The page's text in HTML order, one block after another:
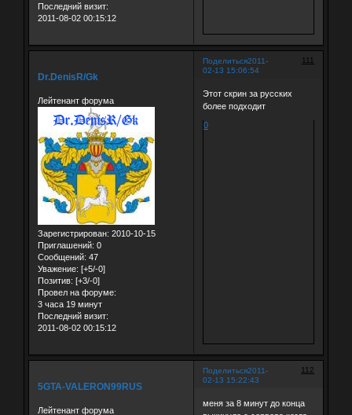
Последний визит:
2011-08-02 00:15:12
Поделиться 111
2011-
02-13 15:06:54
Dr.DenisR/Gk
Лейтенант форума
Зарегистрирован: 2010-10-15
Приглашений: 0
Сообщений: 47
Уважение: [+5/-0]
Позитив: [+3/-0]
Провел на форуме:
3 часа 19 минут
Последний визит:
2011-08-02 00:15:12
Этот скрин за русских
более подходит
0
Поделиться 112
2011-
02-13 15:22:43
5GTA-VALERON99RUS
Лейтенант форума
меня за 8 минут до конца